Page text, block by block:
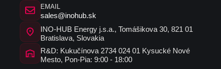
EMAIL
sales@inohub.sk
INO-HUB Energy j.s.a., Tomášikova 30, 821 01
Bratislava, Slovakia
R&D: Kukučínova 2734 024 01 Kysucké Nové
Mesto, Pon-Pia: 9:00 - 18:00